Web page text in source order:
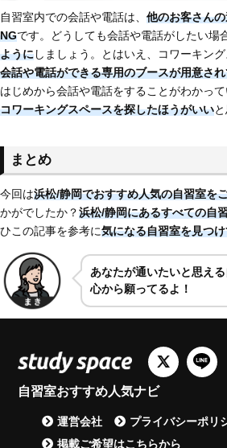
自習室内での会話や電話は、 他のお客さん
NGです。どうしても会話や電話がしたい場
ようにしましょう。とはいえ、コワーキン
会話や電話ができる専用のブースが用意さ
はじめから会話や電話をすることがわかって
コワーキングスペースを探したほうがいい
まとめ
今回は浜松/静岡でおすすめ人気の自習室を
かがでしたか？浜松/静岡にあるすべての自
ひこの記事を参考に気になる自習室を見つ
あなたが通いたいと思え
心から願ってるよ！
自習室おすすめ人気ナビ
運営会社
プライバシーポリ
掲載ご希望はこちらから